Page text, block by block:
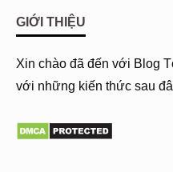
GIỚI THIỆU
Xin chào đã đến với Blog
với những kiến thức sau